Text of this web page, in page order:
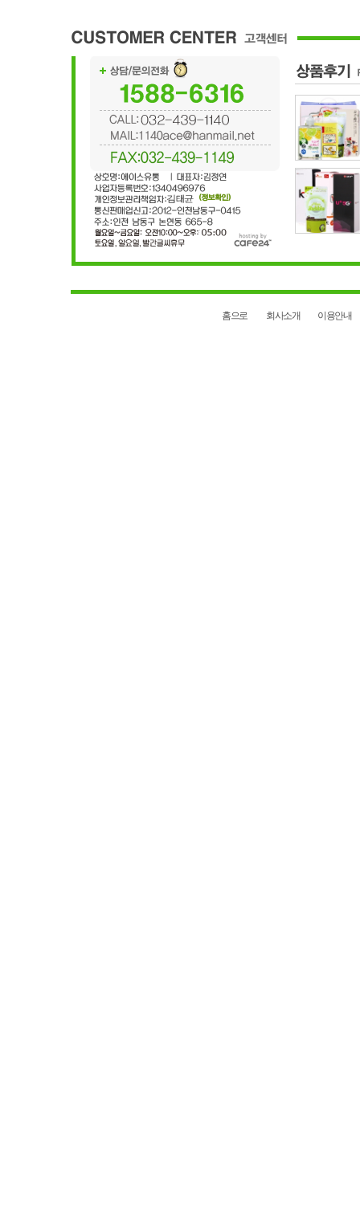
홈으로 회사소개 이용안내